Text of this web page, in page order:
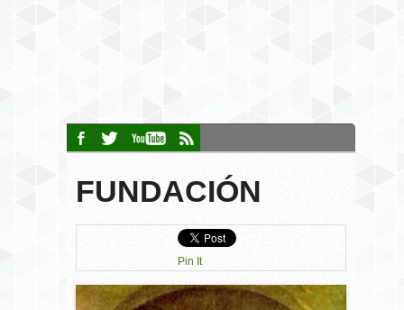
FUNDACIÓN
Pin It